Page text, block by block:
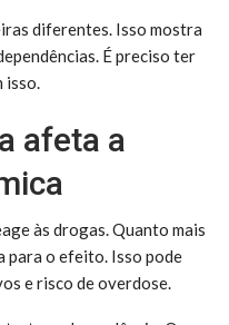
diferentes. Isso mostra
É preciso ter
isso.
afeta a
às drogas. Quanto mais
para o efeito. Isso pode
e risco de overdose.